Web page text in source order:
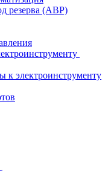
резерва (АВР)
к электроинструменту